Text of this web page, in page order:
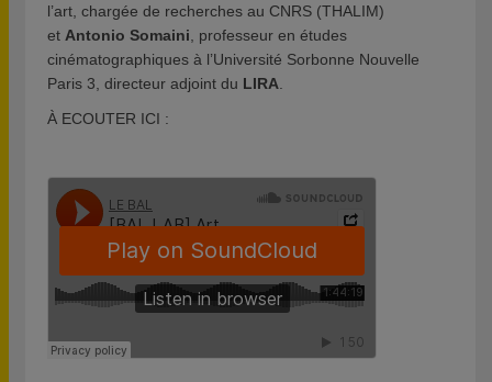
l’art, chargée de recherches au CNRS (THALIM)
et Antonio Somaini , professeur en études
cinématographiques à l’Université Sorbonne Nouvelle
Paris 3, directeur adjoint du LIRA
À ECOUTER ICI :